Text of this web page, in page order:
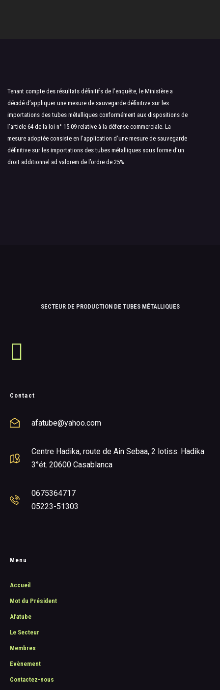
Tenant compte des résultats définitifs de l’enquête, le Ministère a
décidé d’appliquer une mesure de sauvegarde définitive sur les
importations des tubes métalliques conformément aux dispositions de
l’article 64 de la loi n° 15-09 relative à la défense commerciale. La
mesure adoptée consiste en l’application d’une mesure de sauvegarde
définitive sur les importations des tubes métalliques sous forme d’un
droit additionnel ad valorem de l’ordre de 25%
SECTEUR DE PRODUCTION DE TUBES MÉTALLIQUES
Contact
afatube@yahoo.com
Centre Hadika, route de Ain Sebaa, 2 lotiss. Hadika
3°ét. 20600 Casablanca
0675364717
05223-51303
Menu
Accueil
Mot du Président
Afatube
Le Secteur
Membres
Evènement
Contactez-nous